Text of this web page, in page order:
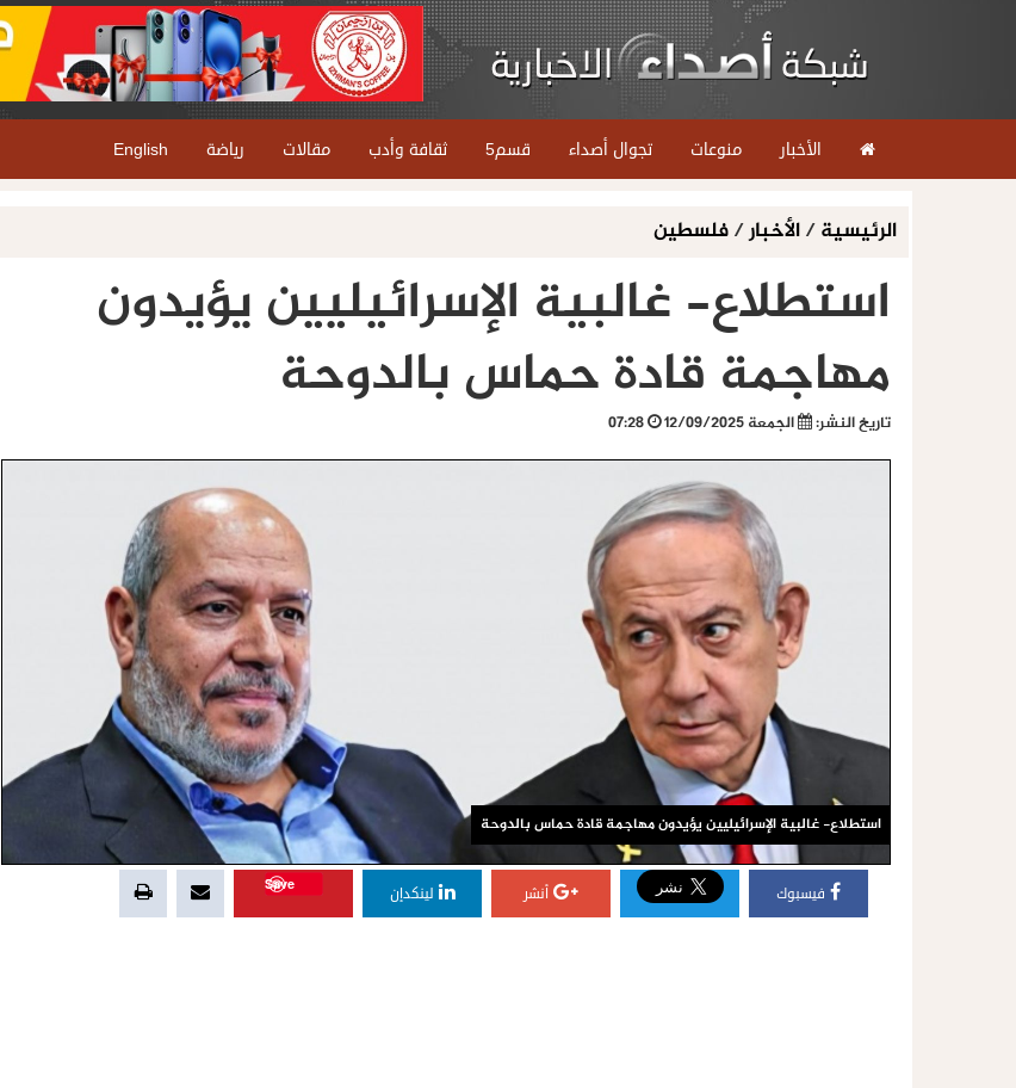
الأخبار منوعات تجوال أصداء قسم5 ثقافة وأدب مقالات رياضة English
الرئيسية/الأخبار/فلسطين
استطلاع- غالبية الإسرائيليين يؤيدون
مهاجمة قادة حماس بالدوحة
تاريخ النشر: الجمعة 12/09/2025
استطلاع- غالبية الإسرائيليين يؤيدون مهاجمة قادة حماس بالدوحة
فيسبوك أنشر لينكدإن
Save